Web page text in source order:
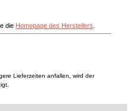
die Homepage des Herstellers
Lieferzeiten anfallen, wird der